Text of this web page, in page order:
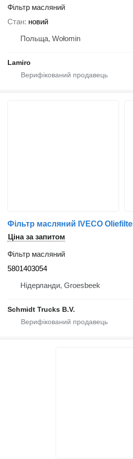
Фільтр масляний
Стан новий
Польща, Wołomin
Lamiro
Ціна за запитом
Фільтр масляний
5801403054
Нідерланди, Groesbeek
Schmidt Trucks B.V.